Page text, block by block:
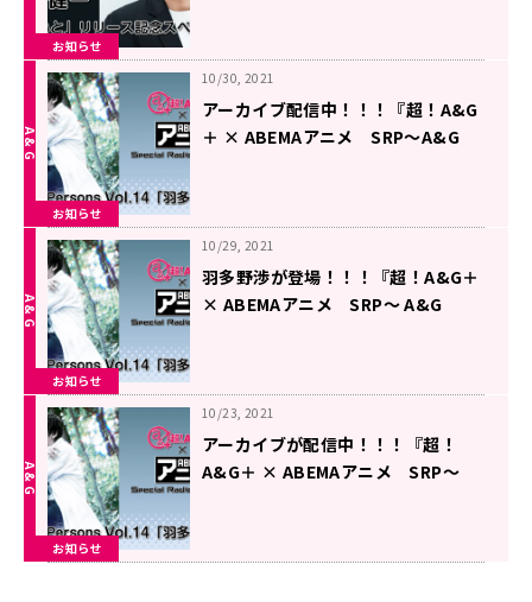
お知らせ
お知らせ
10/30, 2021
アーカイブ配信中！！！『超！A&G
＋ × ABEMAアニメ SRP～A&G
お知らせ
10/29, 2021
羽多野渉が登場！！！『超！A&G＋
× ABEMAアニメ SRP～ A&G
お知らせ
10/23, 2021
アーカイブが配信中！！！『超！
A&G＋ × ABEMAアニメ SRP～